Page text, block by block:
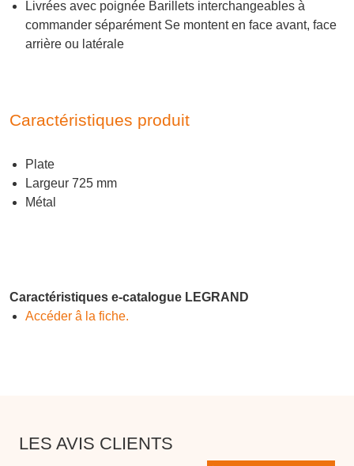
Livrées avec poignée Barillets interchangeables à
commander séparément Se montent en face avant, face
arrière ou latérale
Caractéristiques produit
Plate
Largeur 725 mm
Métal
Caractéristiques e-catalogue LEGRAND
Accéder â la fiche.
LES AVIS CLIENTS